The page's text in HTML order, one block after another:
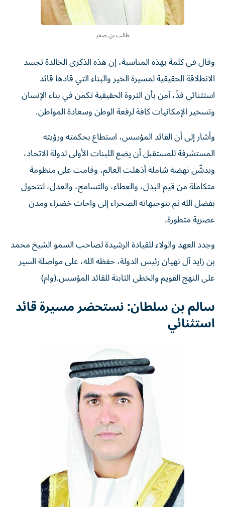
طالب بن صقر
وقال في كلمة بهذه المناسبة، إن هذه الذكرى الخالدة تجسد
الانطلاقة الحقيقية لمسيرة الخير والبناء التي قادها قائد
استثنائي فذّ، آمن بأن الثروة الحقيقية تكمن في بناء الإنسان
وتسخير الإمكانيات كافة لرفعة الوطن وسعادة المواطن.
وأشار إلى أن القائد المؤسس، استطاع بحكمته ورؤيته
المستشرفة للمستقبل أن يضع اللبنات الأولى لدولة الاتحاد،
ويدشّن نهضة شاملة أذهلت العالم، وقامت على منظومة
متكاملة من قيم البذل، والعطاء، والتسامح، والعدل، لتتحول
بفضل الله ثم بتوجيهاته الصحراء إلى واحات خضراء ومدن
عصرية متطورة.
وجدد العهد والولاء للقيادة الرشيدة لصاحب السمو الشيخ محمد
بن زايد آل نهيان رئيس الدولة، حفظه الله، على مواصلة السير
على النهج القويم والخطى الثابتة للقائد المؤسس.(وام)
سالم بن سلطان: نستحضر مسيرة قائد
استثنائي